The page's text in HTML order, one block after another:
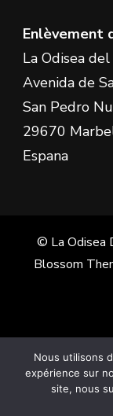
Enlèvement
La Odisea
Avenida de
San Pedro
29670
Espana
© La Odisea
Blossom
Nous utilisons
expérience sur
site, nous